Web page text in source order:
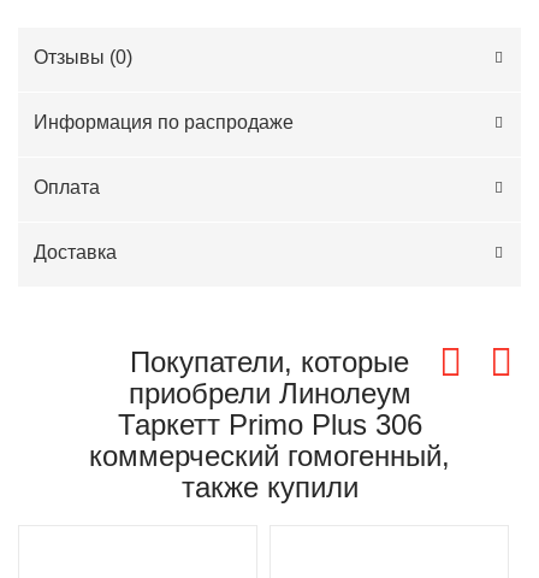
Отзывы (0)
Информация по распродаже
Оплата
Доставка
Покупатели, которые
приобрели Линолеум
Таркетт Primo Plus 306
коммерческий гомогенный,
также купили